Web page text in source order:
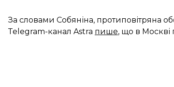
За словами Собяніна, протиповітряна
Telegram-канал Astra пише, що в